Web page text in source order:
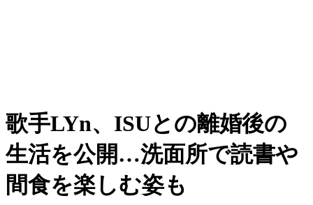
歌手LYn、ISUとの離婚後の
生活を公開…洗面所で読書や
間食を楽しむ姿も